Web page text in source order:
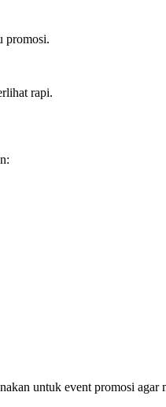
promosi.
rapi.
untuk event promosi